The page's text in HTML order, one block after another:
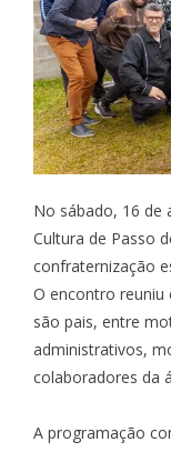
No sábado, 16 de
Cultura de Passo
confraternização
O encontro reuniu
são pais, entre
administrativos,
colaboradores da
A programação